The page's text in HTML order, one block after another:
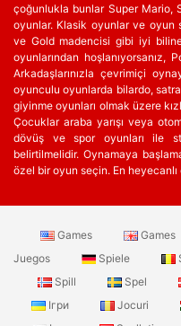
çoğunlukla bunlar Super
oyunlar. Klasik oyunlar ve oyun
ve Gold madencisi gibi iyi
oyunlarından
Arkadaşlarınızla çevrimiçi
oyunculu oyunlarda bilardo,
giyinme oyunları olmak üzere
Çocuklar araba yarışı veya
dövüş ve spor oyunları ile
belirtilmelidir. Oynamaya
özel bir oyun seçin. En heyecanlı
Games Games
Juegos
Spiele
Spill
Spel
Ігри
Jocuri